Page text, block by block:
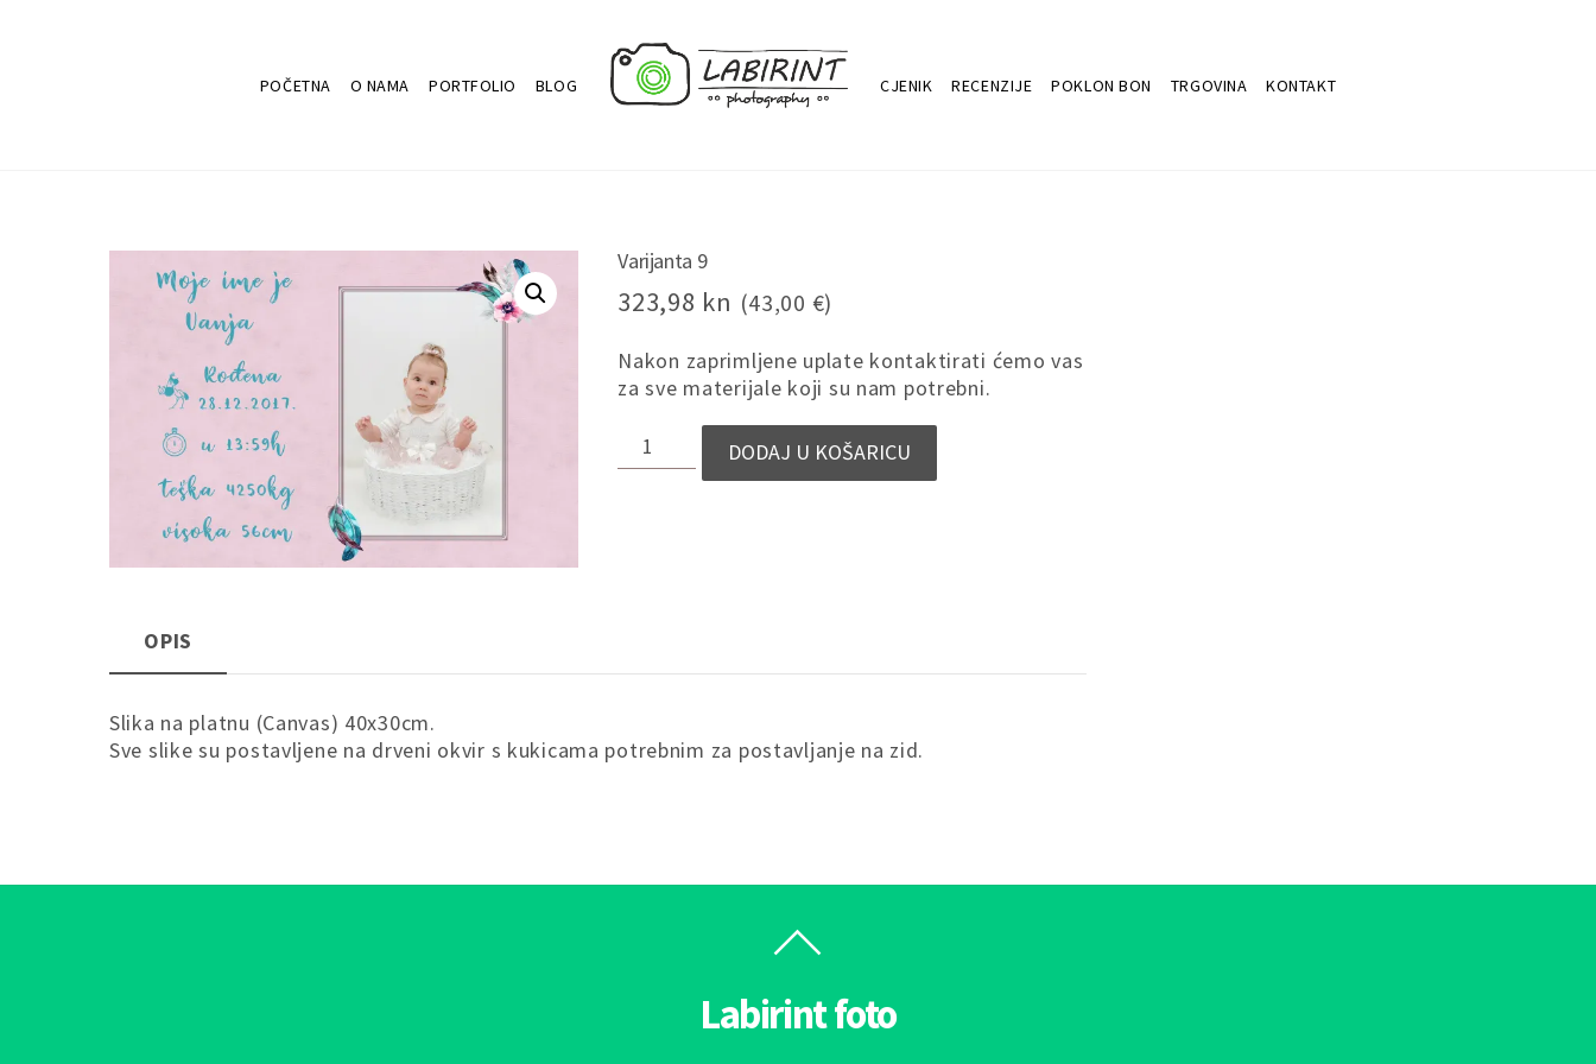
POČETNA O NAMA PORTFOLIO BLOG CJENIK RECENZIJE POKLON BON TRGOVINA KONTAKT
Varijanta 9
323,98 kn (43,00 €)
Nakon zaprimljene uplate kontaktirati ćemo vas
za sve materijale koji su nam potrebni.
VARIJANTA
DODAJ U KOŠARICU
OPIS
Slika na platnu (Canvas) 40x30cm.
Sve slike su postavljene na drveni okvir s kukicama potrebnim za postavljanje na zid.
Labirint foto